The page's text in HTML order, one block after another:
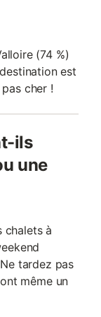
(74 %)
est
cher !
ils
une
chalets à
tardez pas
même un